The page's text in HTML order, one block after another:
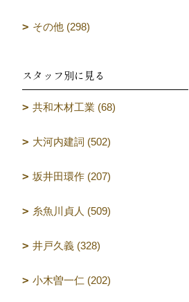
その他 (298)
スタッフ別に見る
共和木材工業 (68)
大河内建詞 (502)
坂井田環作 (207)
糸魚川貞人 (509)
井戸久義 (328)
小木曽一仁 (202)